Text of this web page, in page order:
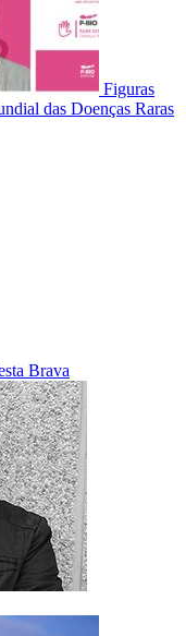
Figuras
das Doenças Raras
Brava